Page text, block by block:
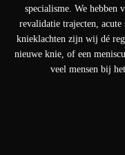
specialisme. We hebben
revalidatie trajecten, acute
knieklachten zijn wij dé
nieuwe knie, of een
veel mensen bij